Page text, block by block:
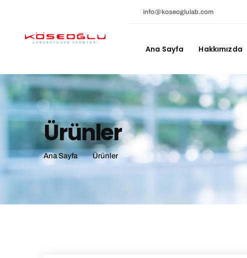
info koseoglulab.com
Ana Sayfa Hakkımızda
Ürünler
Ana Sayfa Ürünler